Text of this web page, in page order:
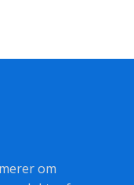
om